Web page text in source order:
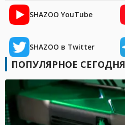
SHAZOO YouTube
SHAZOO в Twitter
ПОПУЛЯРНОЕ СЕГОДНЯ